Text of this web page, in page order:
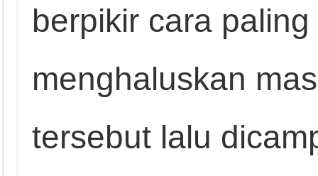
berpikir cara
menghaluskan
tersebut lalu